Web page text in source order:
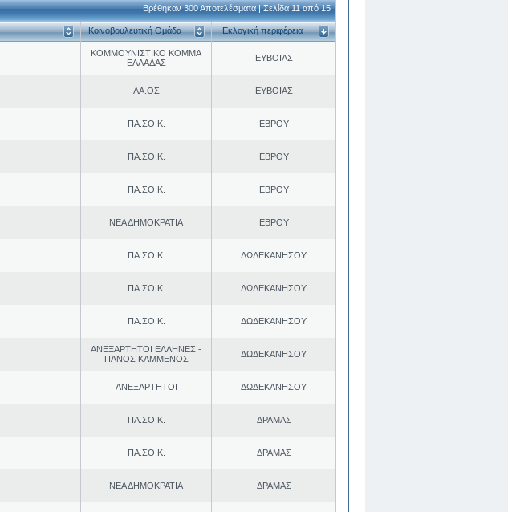
Βρέθηκαν 300 Αποτελέσματα | Σελίδα 11 από 15
Κοινοβουλευτική Ομάδα Εκλογική περιφέρεια
ΚΟΜΜΟΥΝΙΣΤΙΚΟ ΚΟΜΜΑ
ΕΛΛΑΔΑΣ
ΕΥΒΟΙΑΣ
ΛΑ.ΟΣ ΕΥΒΟΙΑΣ
ΠΑ.ΣΟ.Κ. ΕΒΡΟΥ
ΠΑ.ΣΟ.Κ. ΕΒΡΟΥ
ΠΑ.ΣΟ.Κ. ΕΒΡΟΥ
ΝΕΑ ΔΗΜΟΚΡΑΤΙΑ ΕΒΡΟΥ
ΠΑ.ΣΟ.Κ. ΔΩΔΕΚΑΝΗΣΟΥ
ΠΑ.ΣΟ.Κ. ΔΩΔΕΚΑΝΗΣΟΥ
ΠΑ.ΣΟ.Κ. ΔΩΔΕΚΑΝΗΣΟΥ
ΑΝΕΞΑΡΤΗΤΟΙ ΕΛΛΗΝΕΣ -
ΠΑΝΟΣ ΚΑΜΜΕΝΟΣ
ΔΩΔΕΚΑΝΗΣΟΥ
ΑΝΕΞΑΡΤΗΤΟΙ ΔΩΔΕΚΑΝΗΣΟΥ
ΠΑ.ΣΟ.Κ. ΔΡΑΜΑΣ
ΠΑ.ΣΟ.Κ. ΔΡΑΜΑΣ
ΝΕΑ ΔΗΜΟΚΡΑΤΙΑ ΔΡΑΜΑΣ